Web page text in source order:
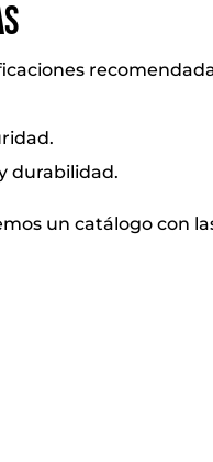
durabilidad.
un catálogo con